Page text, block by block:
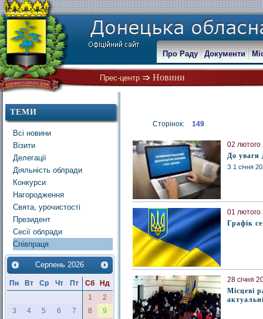
Прес-центр Новини
Про Раду Документи
ТЕМИ
Всі новини
Візити
Делегації
Діяльність облради
Конкурси
Нагородження
Свята, урочистості
Президент
Сесії облради
Співпраця
Серпень 2026
Пн Вт Ср Чт Пт Сб
Нд
1
2
3
4 5 6 7 8
9
Сторінок: 149
02 лютого
До уваги
З 1 січня
01 лютого
Графік
28 січня
Місцеві